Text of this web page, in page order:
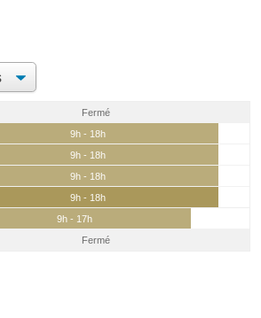
Fermé
9h - 18h
9h - 18h
9h - 18h
9h - 18h
9h - 17h
Fermé